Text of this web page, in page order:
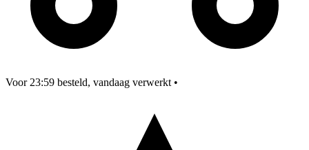
Voor 23:59 besteld, vandaag verwerkt •